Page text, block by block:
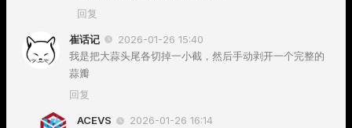
回复
崔话记
2026-01-26 15:40
我是把大蒜头尾各切掉一小截，然后手动剥开一个完整的
蒜瓣
回复
ACEVS
2026-01-26 16:14